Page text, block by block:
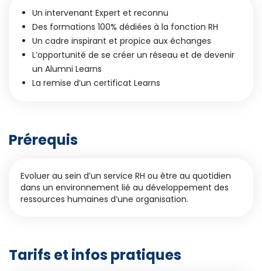
Un intervenant Expert et reconnu
Des formations 100% dédiées à la fonction RH
Un cadre inspirant et propice aux échanges
L’opportunité de se créer un réseau et de devenir
un Alumni Learns
La remise d’un certificat Learns
Prérequis
Evoluer au sein d’un service RH ou être au quotidien
dans un environnement lié au développement des
ressources humaines d’une organisation.
Tarifs et infos pratiques